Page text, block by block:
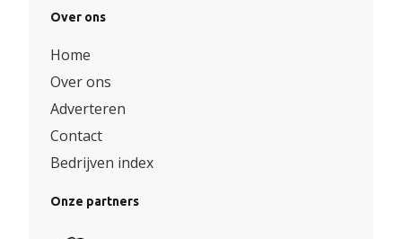
Over ons
Home
Over ons
Adverteren
Contact
Bedrijven index
Onze partners